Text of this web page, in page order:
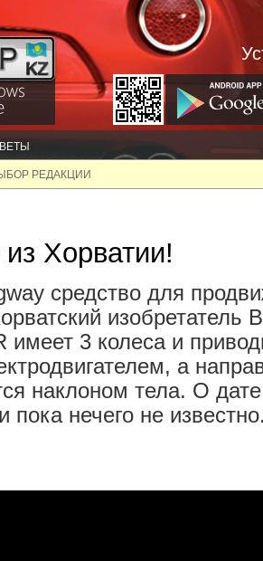
РЕДАКЦИИ
Хорватии!
средство для
изобретатель
имеет 3 колеса и
а
наклоном тела. О
пока нечего не